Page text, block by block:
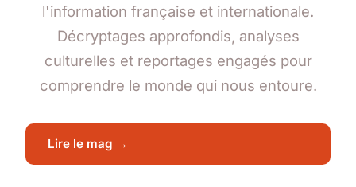
l'information française et internationale.
Décryptages approfondis, analyses
culturelles et reportages engagés pour
comprendre le monde qui nous entoure.
Lire le mag →